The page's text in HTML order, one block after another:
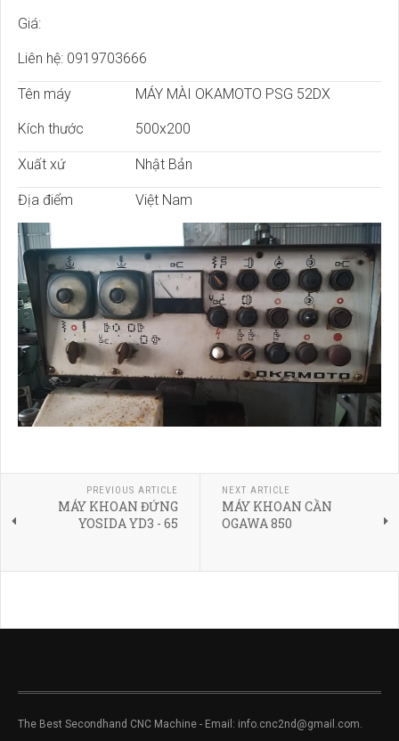
Giá:
Liên hệ: 0919703666
Tên máy
Kích thước
MÁY MÀI OKAMOTO PSG 52DX
500x200
Xuất xứ Nhật Bản
Địa điểm Việt Nam
PREVIOUS ARTICLE
MÁY KHOAN ĐỨNG
YOSIDA YD3 - 65
NEXT ARTICLE
MÁY KHOAN CẦN
OGAWA 850
The Best Secondhand CNC Machine - Email: info.cnc2nd@gmail.com.